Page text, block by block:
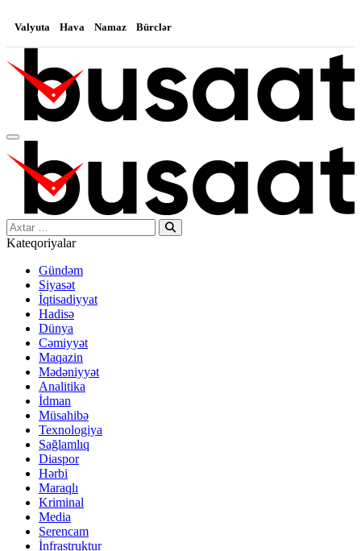
Valyuta Hava Namaz Bürclər
Search…
Kateqoriyalar
Gündəm
Siyasət
İqtisadiyyat
Hadisə
Dünya
Cəmiyyət
Maqazin
Mədəniyyət
Analitika
İdman
Müsahibə
Texnologiya
Sağlamlıq
Diaspor
Hərbi
Maraqlı
Kriminal
Media
Serencam
İnfrastruktur